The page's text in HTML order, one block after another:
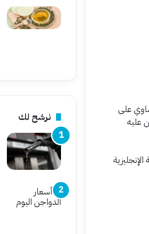
بشكل متساوي على
عليه
تكون 80 درجة للغة العربية و 60 درجة للغة الإنجليزية
نرشح لك